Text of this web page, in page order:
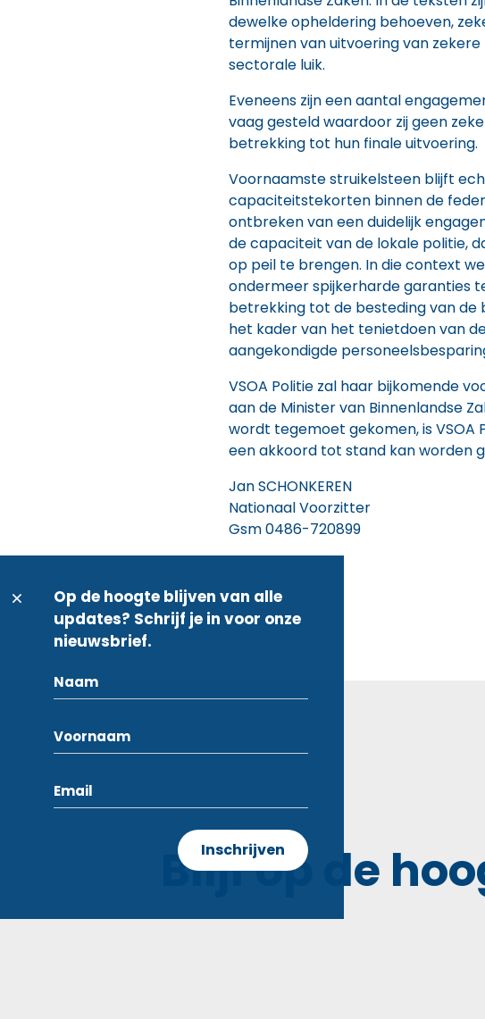
dewelke opheldering behoeven,
termijnen van uitvoering van
sectorale luik.
Eveneens zijn een aantal
vaag gesteld waardoor zij geen
betrekking tot hun finale uitvoering.
Voornaamste struikelsteen blijft
capaciteitstekorten binnen de
ontbreken van een duidelijk
de capaciteit van de lokale politie,
op peil te brengen. In die context
ondermeer spijkerharde garanties
betrekking tot de besteding van de
het kader van het tenietdoen van
aangekondigde
VSOA Politie zal haar bijkomende
aan de Minister van Binnenlandse
wordt tegemoet gekomen, is VSOA
een akkoord tot stand kan worden
Jan SCHONKEREN
Nationaal Voorzitter
Gsm 0486-720899
Blijf op de
Op de hoogte blijven van alle
updates? Schrijf je in voor onze
nieuwsbrief.